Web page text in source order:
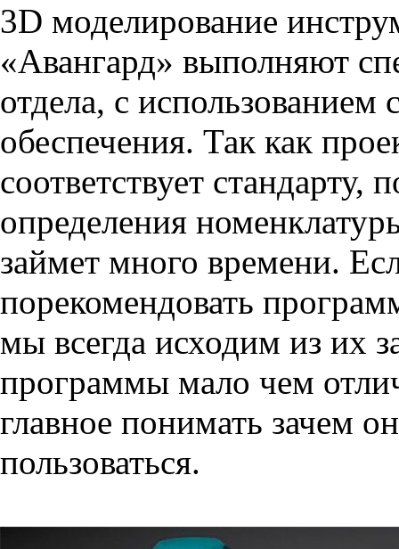
3D моделирование
«Авангард» выполняют
отдела, с
обеспечения. Так как
соответствует стандарту,
определения
займет много времени.
порекомендовать
мы всегда исходим из их
программы мало чем
главное понимать зачем
пользоваться.